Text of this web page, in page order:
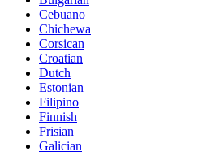
Cebuano
Chichewa
Corsican
Croatian
Dutch
Estonian
Filipino
Finnish
Frisian
Galician